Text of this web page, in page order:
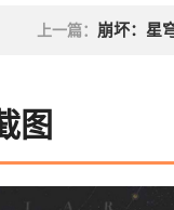
上一篇： 崩坏：星
图